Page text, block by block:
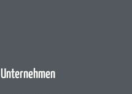
Unternehmen